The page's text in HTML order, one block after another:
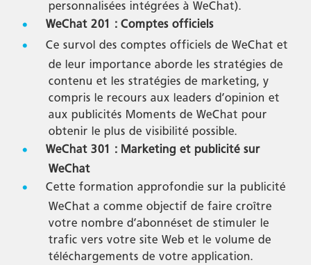
personnalisées intégrées à WeChat).
WeChat 201 : Comptes officiels
Ce survol des comptes officiels de WeChat et
de leur importance aborde les stratégies de
contenu et les stratégies de marketing, y
compris le recours aux leaders d’opinion et
aux publicités Moments de WeChat pour
obtenir le plus de visibilité possible.
WeChat 301 : Marketing et publicité sur
WeChat
Cette formation approfondie sur la publicité
WeChat a comme objectif de faire croître
votre nombre d’abonnéset de stimuler le
trafic vers votre site Web et le volume de
téléchargements de votre application.